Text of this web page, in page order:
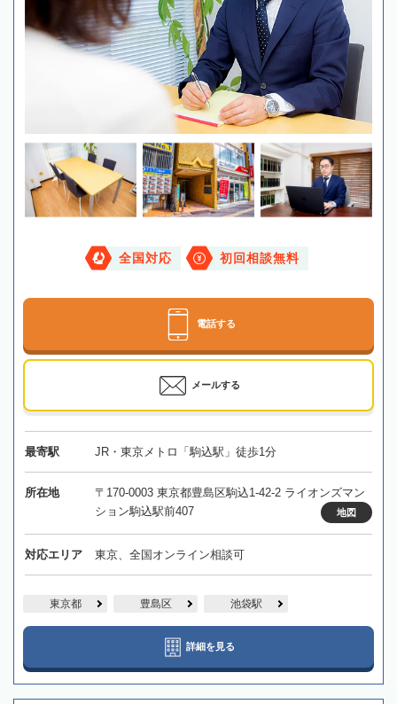
全国対応 初回相談無料
電話する
メールする
最寄駅 JR・東京メトロ「駒込駅」徒歩1分
所在地
〒170-0003 東京都豊島区駒込1-42-2 ライオンズマン
ション駒込駅前407
地図
対応エリア 東京、全国オンライン相談可
東京都 豊島区 池袋駅
詳細を見る